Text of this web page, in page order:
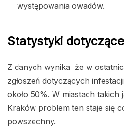
występowania owadów.
Statystyki
Z danych wynika, że w
zgłoszeń dotyczących
około 50%. W miastach takich
Kraków problem ten staje się
powszechny.